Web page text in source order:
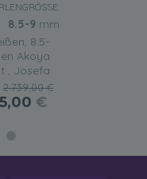
8.5-9 mm
8.5-
Akoya
, Josefa
2.739,00 €
€